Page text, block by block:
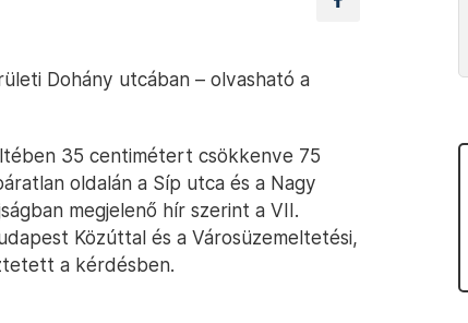
Dohány utcában – olvasható a
35 centimétert csökkenve 75
oldalán a Síp utca és a Nagy
megjelenő hír szerint a VII.
Közúttal és a Városüzemeltetési,
a kérdésben.